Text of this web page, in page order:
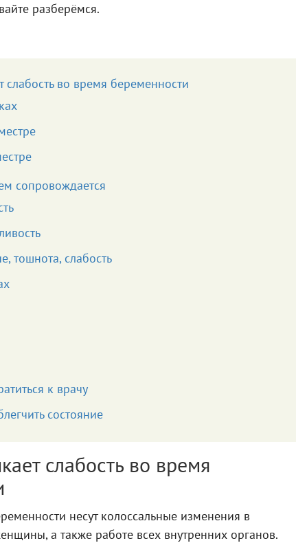
разберёмся.
слабость во время беременности
сопровождается
тошнота, слабость
к врачу
состояние
слабость во время
несут колоссальные изменения в
а также работе всех внутренних органов.